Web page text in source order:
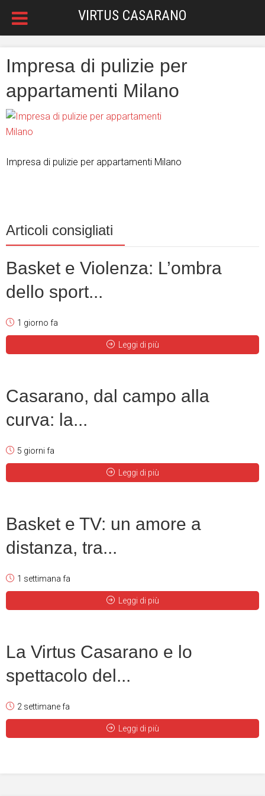
VIRTUS CASARANO
Impresa di pulizie per
appartamenti Milano
Impresa di pulizie per appartamenti Milano
Articoli consigliati
Basket e Violenza: L’ombra
dello sport...
1 giorno fa
Leggi di più
Casarano, dal campo alla
curva: la...
5 giorni fa
Leggi di più
Basket e TV: un amore a
distanza, tra...
1 settimana fa
Leggi di più
La Virtus Casarano e lo
spettacolo del...
2 settimane fa
Leggi di più